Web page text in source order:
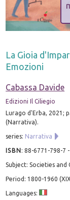
La Gioia
Emozioni
Cabassa Davide
Edizioni Il Ciliegio
Lurago d'Erba, 2021;
(Narrativa).
series: Narrativa
ISBN:88-6771-798-7 -
Subject: Societies and
Period: 1800-1960
Languages: